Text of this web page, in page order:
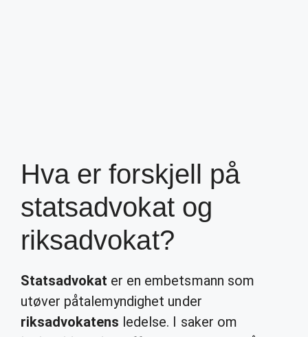
Hva er forskjell på
statsadvokat og
riksadvokat?
Statsadvokat er en embetsmann som
utøver påtalemyndighet under
riksadvokatens ledelse. I saker om